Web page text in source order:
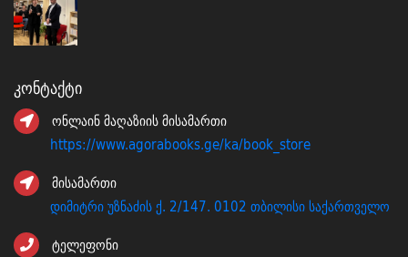
Კონტაქტი
ონლაინ მაღაზიის მისამართი
https://www.agorabooks.ge/ka/book_store
მისამართი
დიმიტრი უზნაძის ქ. 2/147. 0102 თბილისი საქართველო
ტელეფონი